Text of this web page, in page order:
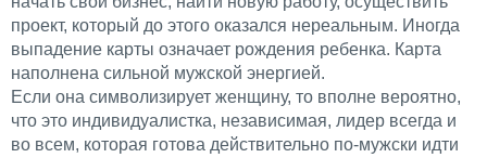
проект, который до этого оказался нереальным. Иногда
выпадение карты означает рождения ребенка. Карта
наполнена сильной мужской энергией.
Если она символизирует женщину, то вполне вероятно,
что это индивидуалистка, независимая, лидер всегда и
во всем, которая готова действительно по-мужски идти